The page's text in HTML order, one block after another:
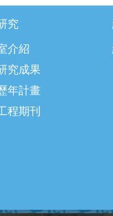
究
介紹
究成果
年計畫
程期刊